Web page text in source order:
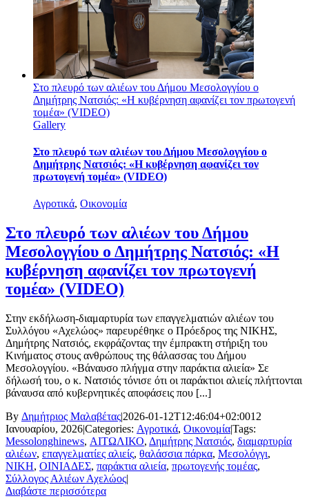
Στο πλευρό των αλιέων του Δήμου Μεσολογγίου ο
Δημήτρης Νατσιός: «Η κυβέρνηση αφανίζει τον πρωτογενή
τομέα» (VIDEO)
Gallery
Στο πλευρό των αλιέων του Δήμου Μεσολογγίου ο
Δημήτρης Νατσιός: «Η κυβέρνηση αφανίζει τον
πρωτογενή τομέα» (VIDEO)
Αγροτικά, Οικονομία
Στο πλευρό των αλιέων του Δήμου
Μεσολογγίου ο Δημήτρης Νατσιός: «Η
κυβέρνηση αφανίζει τον πρωτογενή
τομέα» (VIDEO)
Στην εκδήλωση-διαμαρτυρία των επαγγελματιών αλιέων του
Συλλόγου «Αχελώος» παρευρέθηκε ο Πρόεδρος της ΝΙΚΗΣ,
Δημήτρης Νατσιός, εκφράζοντας την έμπρακτη στήριξη του
Κινήματος στους ανθρώπους της θάλασσας του Δήμου
Μεσολογγίου. «Βάναυσο πλήγμα στην παράκτια αλιεία» Σε
δήλωσή του, ο κ. Νατσιός τόνισε ότι οι παράκτιοι αλιείς πλήττονται
βάναυσα από κυβερνητικές αποφάσεις που [...]
By Δημήτριος Μαλαβέτας|2026-01-12T12:46:04+02:0012
Ιανουαρίου, 2026|Categories: Αγροτικά, Οικονομία|Tags:
Messolonghinews, ΑΙΤΩΛΙΚΟ, Δημήτρης Νατσιός, διαμαρτυρία
αλιέων, επαγγελματίες αλιείς, θαλάσσια πάρκα, Μεσολόγγι,
ΝΙΚΗ, ΟΙΝΙΑΔΕΣ, παράκτια αλιεία, πρωτογενής τομέας,
Σύλλογος Αλιέων Αχελώος|
Διαβάστε περισσότερα